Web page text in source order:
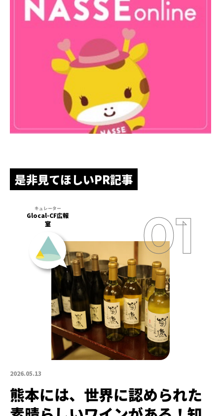
是非見てほしいPR記事
2026.05.13
Glocal-CF広報
室
熊本には、世界に認められた